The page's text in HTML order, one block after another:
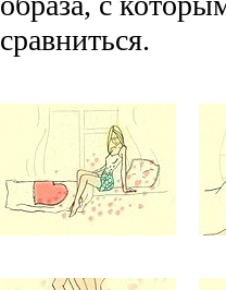
сравниться.